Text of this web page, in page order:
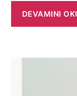
DEVAMINI